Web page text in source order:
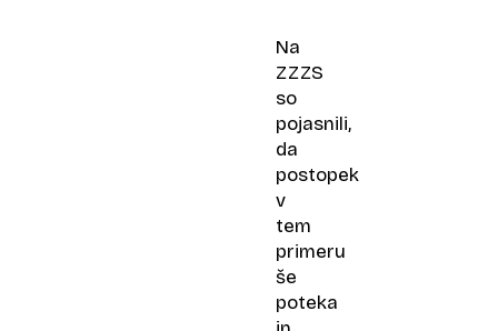
otroke
mišično
na
»Naši
nimajo
Na
ZZZS
so
pojasnili,
da
postopek
v
tem
primeru
še
poteka